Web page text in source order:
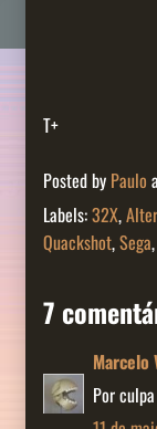
T+
Posted by Paulo
Labels:32X,
Quackshot,Sega,
7
Marcelo
Por